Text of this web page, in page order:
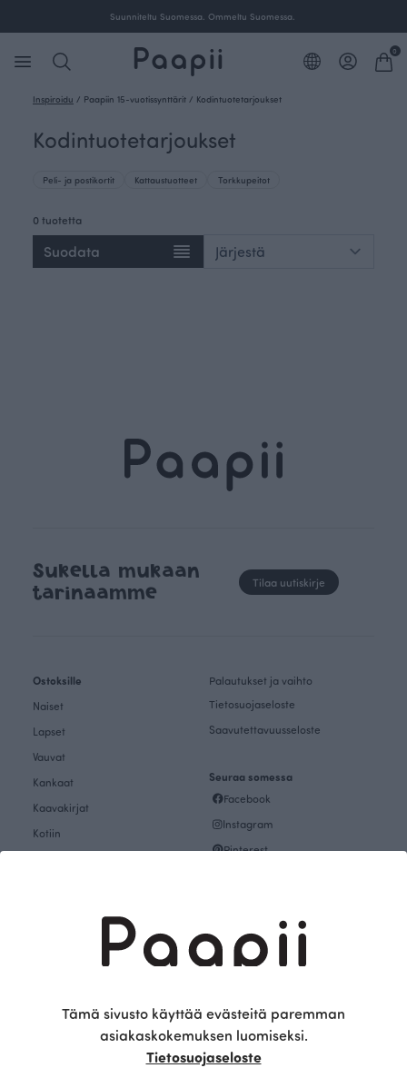
Suunniteltu Suomessa. Ommeltu Suomessa.
0
Inspiroidu / Paapiin 15-vuotissynttärit / Kodintuotetarjoukset
Kodintuotetarjoukset
Peli- ja postikortit Kattaustuotteet Torkkupeitot
0 tuotetta
Suodata
Sukella mukaan
tarinaamme
Tilaa uutiskirje
Ostoksille
Naiset
Lapset
Vauvat
Kankaat
Kaavakirjat
Kotiin
Kankaat
Ompeleminen
Palautukset ja vaihto
Tietosuojaseloste
Saavutettavuusseloste
Seuraa somessa
Facebook
Instagram
Pinterest
Paapiin tarina
Paapii Magazine
Finsket
Vastuullisuus
Tulevat tapahtumat
Tämä sivusto käyttää evästeitä paremman
asiakaskokemuksen luomiseksi.
Tietosuojaseloste